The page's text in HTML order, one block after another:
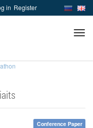
in Register
Conference Paper